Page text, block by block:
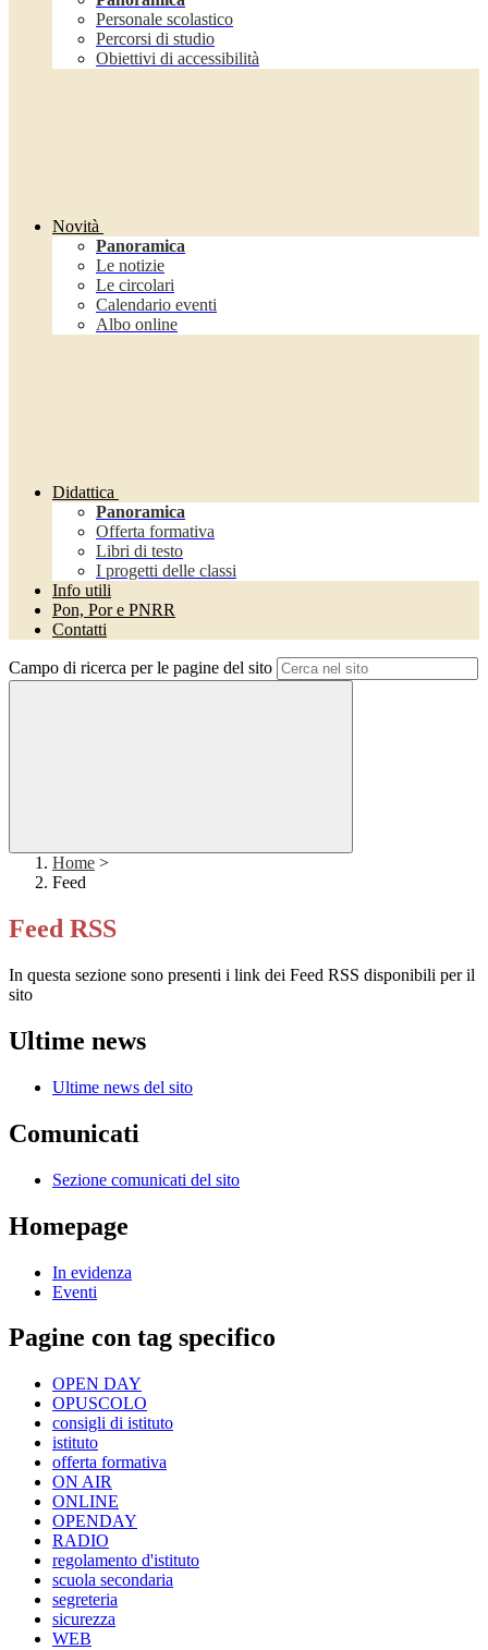
Personale scolastico
Percorsi di studio
Obiettivi di accessibilità
Novità
Panoramica
Le notizie
Le circolari
Calendario eventi
Albo online
Didattica
Panoramica
Offerta formativa
Libri di testo
I progetti delle classi
Info utili
Pon, Por e PNRR
Contatti
Campo di ricerca per le pagine del sito
Home >
Feed
Feed RSS
In questa sezione sono presenti i link dei Feed RSS disponibili per il
sito
Ultime news
Ultime news del sito
Comunicati
Sezione comunicati del sito
Homepage
In evidenza
Eventi
Pagine con tag specifico
OPEN DAY
OPUSCOLO
consigli di istituto
istituto
offerta formativa
ON AIR
ONLINE
OPENDAY
RADIO
regolamento d'istituto
scuola secondaria
segreteria
sicurezza
WEB